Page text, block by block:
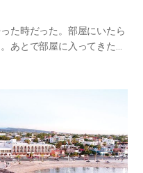
た時だった。部屋にいたら
あとで部屋に入ってきた夫
」「色んな政治の話をし